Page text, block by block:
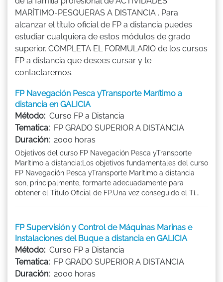
MARÍTIMO-PESQUERAS A DISTANCIA . Para
alcanzar el título oficial de FP a distancia puedes
estudiar cualquiera de estos módulos de grado
superior. COMPLETA EL FORMULARIO de los cursos
FP a distancia que desees cursar y te
contactaremos.
FP Navegación Pesca yTransporte Marítimo a
distancia en GALICIA
Método: Curso FP a Distancia
Tematica: FP GRADO SUPERIOR A DISTANCIA
Duración: 2000 horas
Objetivos del curso FP Navegación Pesca yTransporte
Marítimo a distancia:Los objetivos fundamentales del curso
FP Navegación Pesca yTransporte Marítimo a distancia
son, principalmente, formarte adecuadamente para
obtener el Titulo Oficial de FP.Una vez conseguido el Tí...
FP Supervisión y Control de Máquinas Marinas e
Instalaciones del Buque a distancia en GALICIA
Método: Curso FP a Distancia
Tematica: FP GRADO SUPERIOR A DISTANCIA
Duración: 2000 horas